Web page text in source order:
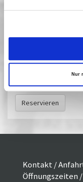
Nur
Reservieren
Kontakt /
Öffnungszeiten /